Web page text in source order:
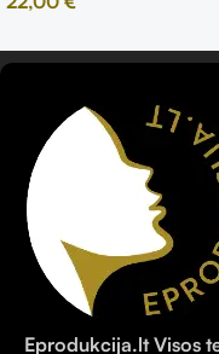
Eprodukcija.lt Visos